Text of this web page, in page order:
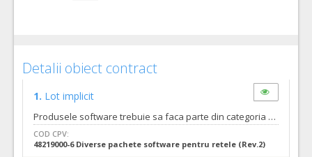
Detalii obiect contract
1. Lot implicit
Produsele software trebuie sa faca parte din categoria produselor de modelare hidraulica profesionale, utilizate la nivel mondial pentru modelarea retelelor de apa si canalizare, cu compatibilitate cu software-ul GIS (Intergraph Geomedia Professional) al Companiei de Apa Oradea. Pachetul software de modelare hydraulică trebuie să poata importa date din aceeasi platforma GIS a achizitorului (Intergraph Geomedia Professional) al Companiei de Apa Oradea, ceea ce impune compatibilitate intre cele doua softuri, motiv pentru care softul pentru modelare hidraulica- rețele de apă va fi „Bentley Water GEMS Unlimited Pipes Perpetual License” Se va asigura un curs avansat la sediul entității contractante din Oradea str. Duiliu Zamfirescu nr.3 pentru minim 6 utilizatori. Se va asigura inclusiv mentenanța pentru o perioada de 2 (doi) ani de la punerea in funcțiune. Se va implementa un model pilot pentru 25 km de retea de apa utilizand datele compartimentului GIS din cadrul Companiei de Apa Oradea.
COD CPV:
48219000-6 Diverse pachete software pentru retele (Rev.2)